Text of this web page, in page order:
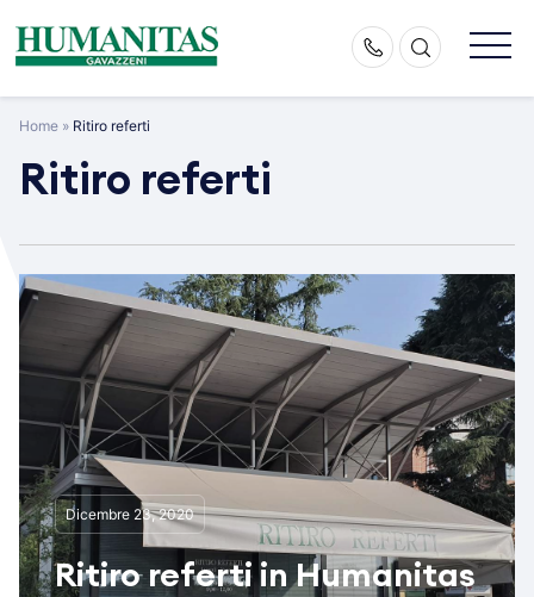
content
Home » Ritiro referti
Ritiro referti
Dicembre 23, 2020
Ritiro referti in Humanitas